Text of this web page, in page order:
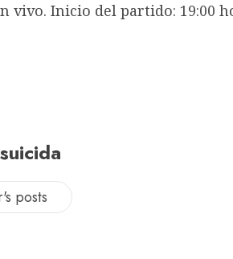
vivo. Inicio del partido: 19:00
posts